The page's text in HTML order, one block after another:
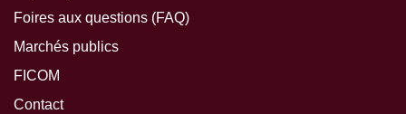
Foires aux questions (FAQ)
Marchés publics
FICOM
Contact